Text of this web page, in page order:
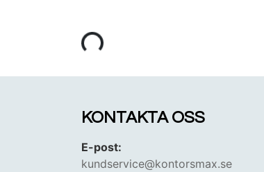
KONTAKTA OSS
E-post:
kundservice@kontorsmax.se